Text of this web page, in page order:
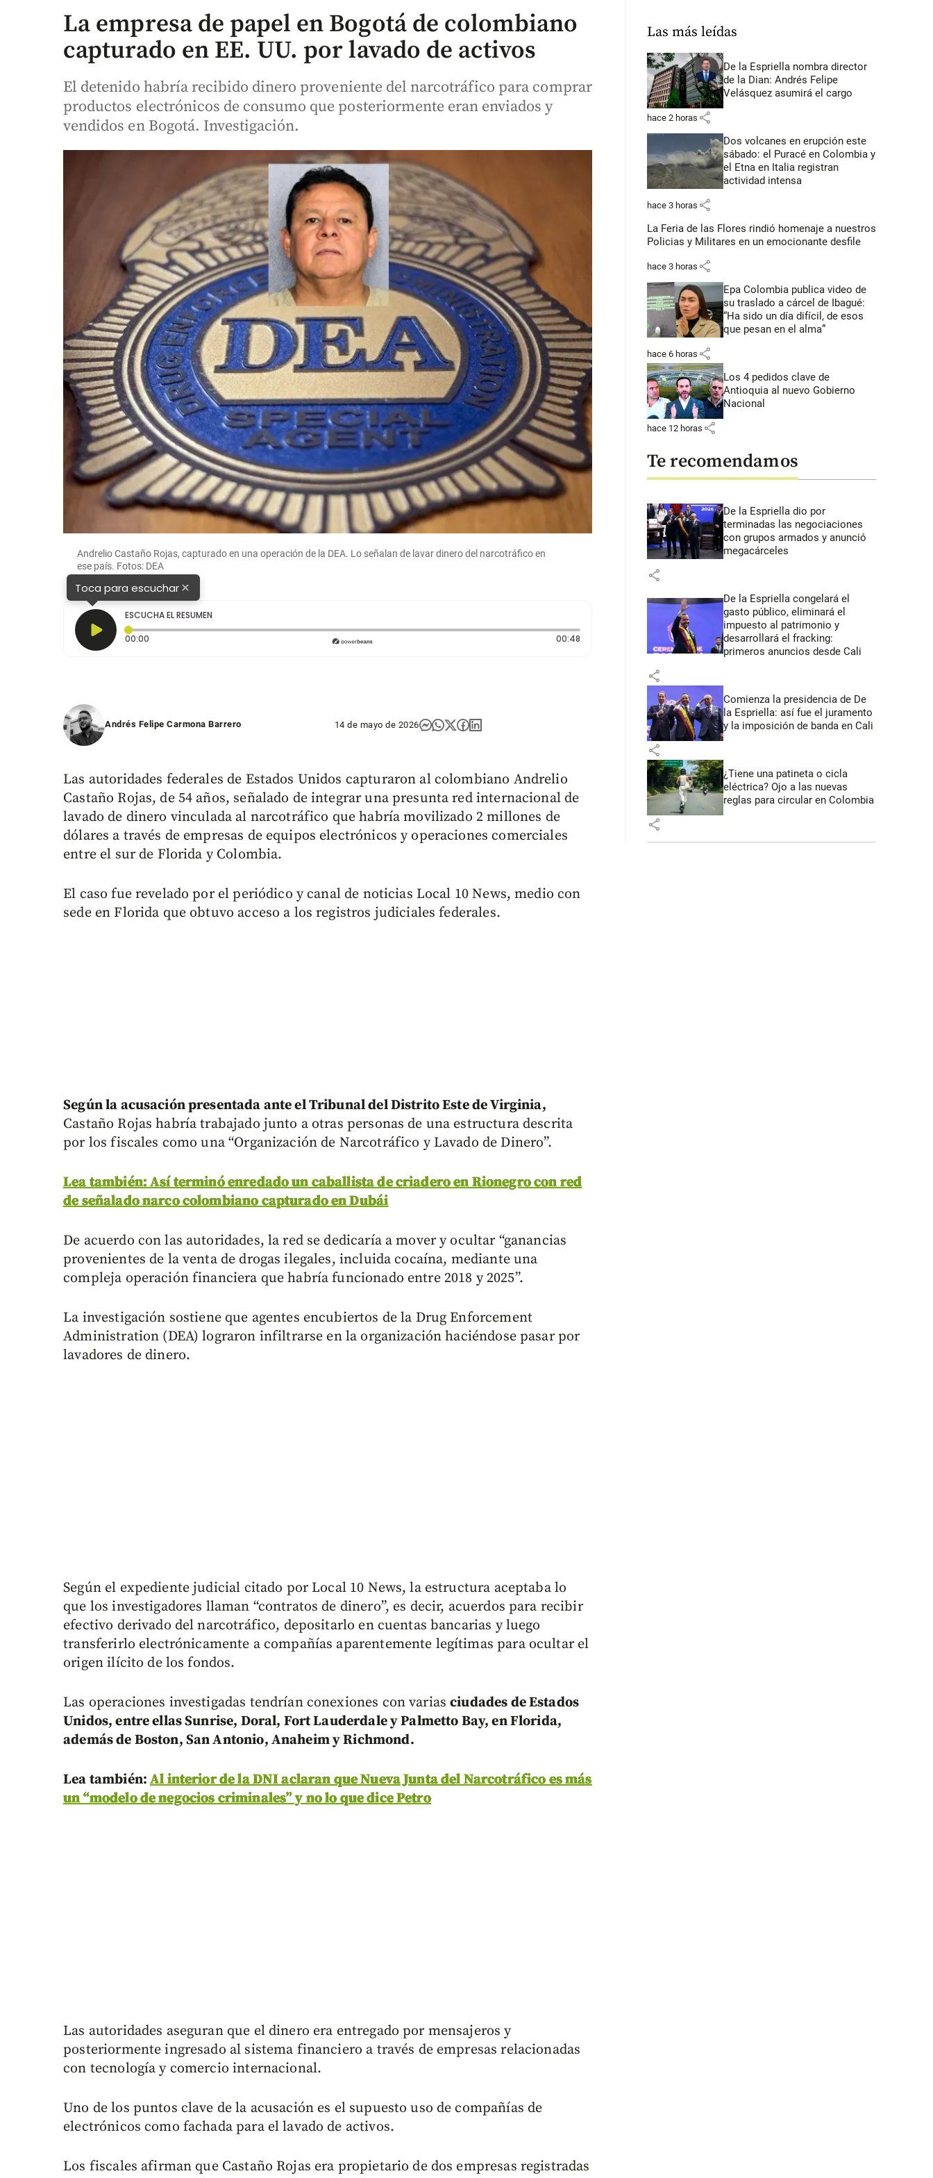
La empresa de papel en Bogotá de colombiano
capturado en EE. UU. por lavado de activos
El detenido habría recibido dinero proveniente del narcotráfico para comprar
productos electrónicos de consumo que posteriormente eran enviados y
vendidos en Bogotá. Investigación.
Andrelio Castaño Rojas, capturado en una operación de la DEA. Lo señalan de lavar dinero del narcotráfico en
ese país. Fotos: DEA
Toca para escuchar×
ESCUCHA EL RESUMEN
00:00
00:48Duración: 48 segundos
Andrés Felipe Carmona Barrero 14 de mayo de 2026
Las autoridades federales de Estados Unidos capturaron al colombiano Andrelio
Castaño Rojas, de 54 años, señalado de integrar una presunta red internacional de
lavado de dinero vinculada al narcotráfico que habría movilizado 2 millones de
dólares a través de empresas de equipos electrónicos y operaciones comerciales
entre el sur de Florida y Colombia.
El caso fue revelado por el periódico y canal de noticias Local 10 News, medio con
sede en Florida que obtuvo acceso a los registros judiciales federales.
Según la acusación presentada ante el Tribunal del Distrito Este de Virginia,
Castaño Rojas habría trabajado junto a otras personas de una estructura descrita
por los fiscales como una “Organización de Narcotráfico y Lavado de Dinero”.
Lea también: Así terminó enredado un caballista de criadero en Rionegro con red
de señalado narco colombiano capturado en Dubái
De acuerdo con las autoridades, la red se dedicaría a mover y ocultar “ganancias
provenientes de la venta de drogas ilegales, incluida cocaína, mediante una
compleja operación financiera que habría funcionado entre 2018 y 2025”.
La investigación sostiene que agentes encubiertos de la Drug Enforcement
Administration (DEA) lograron infiltrarse en la organización haciéndose pasar por
lavadores de dinero.
Según el expediente judicial citado por Local 10 News, la estructura aceptaba lo
que los investigadores llaman “contratos de dinero”, es decir, acuerdos para recibir
efectivo derivado del narcotráfico, depositarlo en cuentas bancarias y luego
transferirlo electrónicamente a compañías aparentemente legítimas para ocultar el
origen ilícito de los fondos.
Las operaciones investigadas tendrían conexiones con variasciudades de Estados
Unidos, entre ellas Sunrise, Doral, Fort Lauderdale y Palmetto Bay, en Florida,
además de Boston, San Antonio, Anaheim y Richmond.
Lea también:Al interior de la DNI aclaran que Nueva Junta del Narcotráfico es más
un “modelo de negocios criminales” y no lo que dice Petro
Las autoridades aseguran que el dinero era entregado por mensajeros y
posteriormente ingresado al sistema financiero a través de empresas relacionadas
con tecnología y comercio internacional.
Uno de los puntos clave de la acusación es el supuesto uso de compañías de
electrónicos como fachada para el lavado de activos.
Los fiscales afirman que Castaño Rojas era propietario de dos empresas registradas
Las más leídas
De la Espriella nombra director
de la Dian: Andrés Felipe
Velásquez asumirá el cargo
hace 2 horas share
Dos volcanes en erupción este
sábado: el Puracé en Colombia y
el Etna en Italia registran
actividad intensa
hace 3 horas share
La Feria de las Flores rindió homenaje a nuestros
Policias y Militares en un emocionante desfile
hace 3 horas share
Epa Colombia publica video de
su traslado a cárcel de Ibagué:
“Ha sido un día difícil, de esos
que pesan en el alma”
hace 6 horas share
Los 4 pedidos clave de
Antioquia al nuevo Gobierno
Nacional
hace 12 horas share
Te recomendamos
De la Espriella dio por
terminadas las negociaciones
con grupos armados y anunció
megacárceles
share
De la Espriella congelará el
gasto público, eliminará el
impuesto al patrimonio y
desarrollará el fracking:
primeros anuncios desde Cali
share
Comienza la presidencia de De
la Espriella: así fue el juramento
y la imposición de banda en Cali
share
¿Tiene una patineta o cicla
eléctrica? Ojo a las nuevas
reglas para circular en Colombia
share